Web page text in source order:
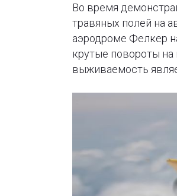
Во время
травяных полей на
аэродроме Фелкер
крутые повороты на
выживаемость